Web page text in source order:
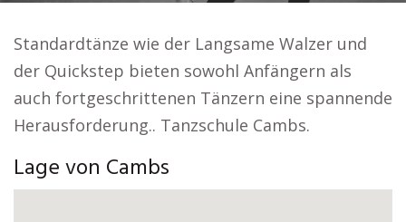
Standardtänze wie der Langsame Walzer und
der Quickstep bieten sowohl Anfängern als
auch fortgeschrittenen Tänzern eine spannende
Herausforderung.. Tanzschule Cambs.
Lage von Cambs